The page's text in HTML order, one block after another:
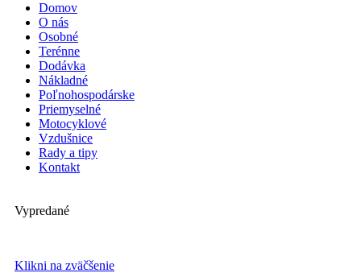
Domov
O nás
Osobné
Terénne
Dodávka
Nákladné
Poľnohospodárske
Priemyselné
Motocyklové
Vzdušnice
Rady a tipy
Kontakt
Vypredané
Klikni na zväčšenie